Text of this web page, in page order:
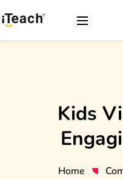
Kids
Home